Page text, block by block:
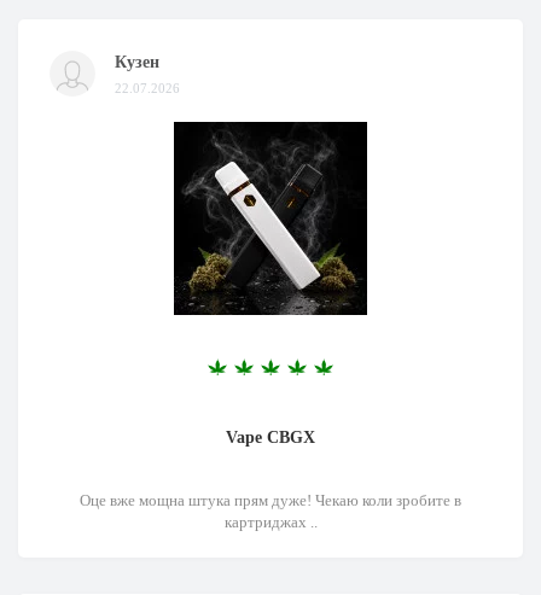
Кузен
22.07.2026
Vape CBGX
Оце вже мощна штука прям дуже! Чекаю коли зробите в
картриджах ..